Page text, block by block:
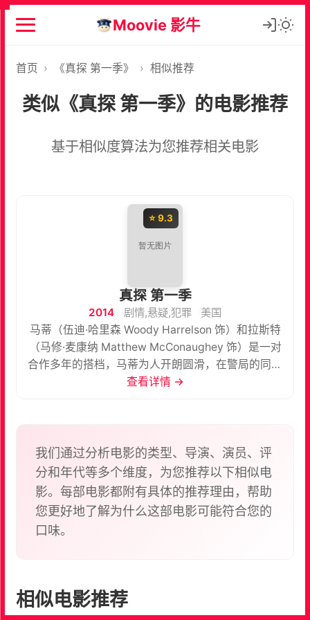
Moovie 影牛
首页 › 《真探 第一季》 › 相似推荐
类似《真探 第一季》的电影推荐
基于相似度算法为您推荐相关电影
⭐ 9.3
真探 第一季
2014 剧情,悬疑,犯罪
美国
马蒂（伍迪·哈里森 Woody Harrelson 饰）和拉斯特
（马修·麦康纳 Matthew McConaughey 饰）是一对
合作多年的搭档，马蒂为人开朗圆滑，在警局的同事
里很吃得开，而拉斯特则恰恰相反，他性格孤僻沉默
手，便能够被轻松化解。 尽管马蒂是唯一一个能够受
得了拉斯特的人，但两人的合作和友谊却依然产生了
无法弥补的裂缝，其原因要归结到1995年所发生的一
起神秘古怪的宗教杀人案件之中。如今已经是2012年
了，当早已不再联系的两人因为这起案件又重新走到
一起之时，会有怎样的真相在等待着他们呢？
查看详情 →
我们通过分析电影的类型、导演、演员、评
分和年代等多个维度，为您推荐以下相似电
影。每部电影都附有具体的推荐理由，帮助
您更好地了解为什么这部电影可能符合您的
口味。
相似电影推荐